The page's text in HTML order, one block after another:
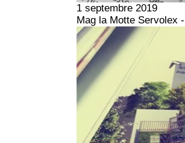
1 septembre 2019
Mag la Motte Servolex